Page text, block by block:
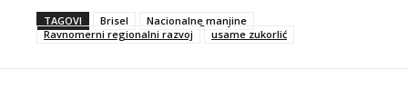
TAGOVI Brisel
Nacionalne manjine
Ravnomerni regionalni razvoj
usame zukorlić